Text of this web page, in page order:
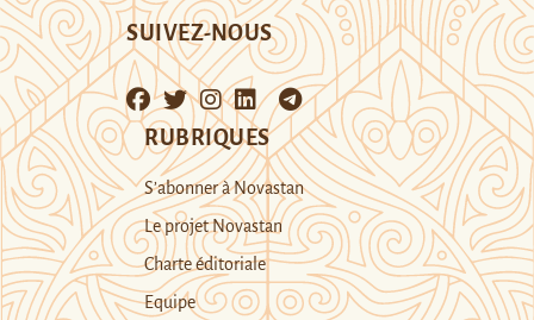
SUIVEZ-NOUS
RUBRIQUES
S’abonner à Novastan
Le projet Novastan
Charte éditoriale
Equipe